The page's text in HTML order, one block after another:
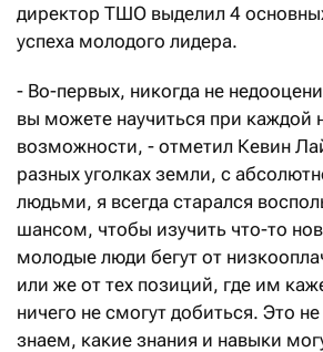
директор ТШО выделил 4
успеха молодого лидера.
- Во-первых, никогда не
вы можете научиться при каждой
возможности, - отметил Кевин
разных уголках земли, с
людьми, я всегда старался
шансом, чтобы изучить что-то
молодые люди бегут от
или же от тех позиций, где им
ничего не смогут добиться. Это
знаем, какие знания и навыки